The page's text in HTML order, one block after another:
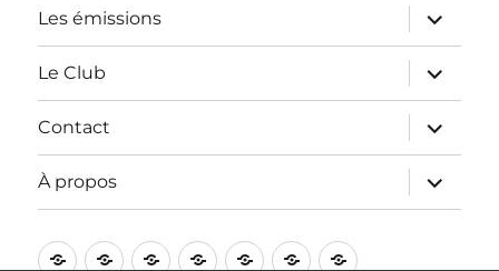
Les émissions
ouvrir
le
sous-
menu
Le Club
ouvrir
le
sous-
menu
Contact
ouvrir
le
sous-
menu
À propos
ouvrir
le
sous-
Accueil
[ [ Les Le Contact
À